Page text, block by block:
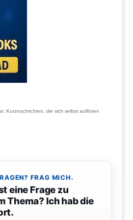
Kurznachrichten, die sich selbst auflösen
FRAG MICH.
eine Frage zu
Thema? Ich hab die